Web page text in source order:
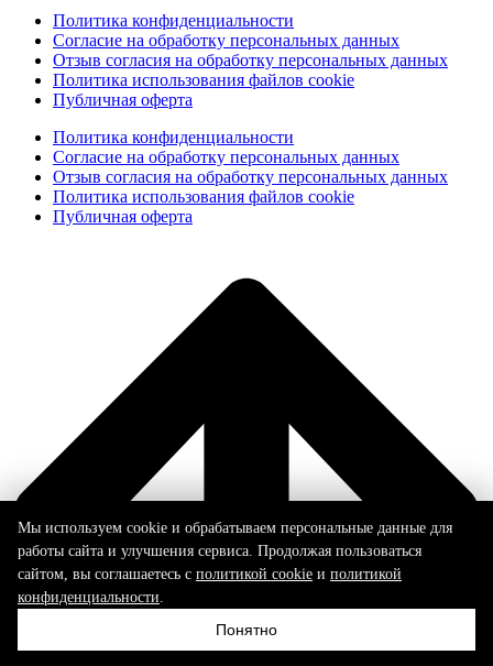
Мы используем cookie и обрабатываем персональные данные для
работы сайта и улучшения сервиса. Продолжая пользоваться
сайтом, вы соглашаетесь с политикой cookie и политикой
конфиденциальности.
Понятно
Политика конфиденциальности
Согласие на обработку персональных данных
Отзыв согласия на обработку персональных данных
Политика использования файлов cookie
Публичная оферта
Политика конфиденциальности
Согласие на обработку персональных данных
Отзыв согласия на обработку персональных данных
Политика использования файлов cookie
Публичная оферта